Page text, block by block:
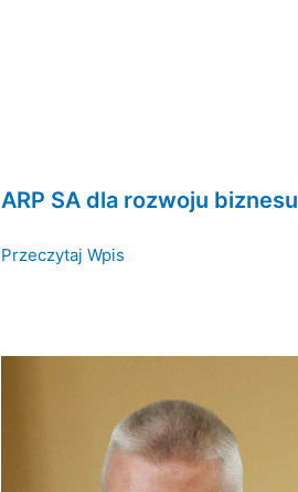
ARP SA dla rozwoju biznesu
Przeczytaj Wpis